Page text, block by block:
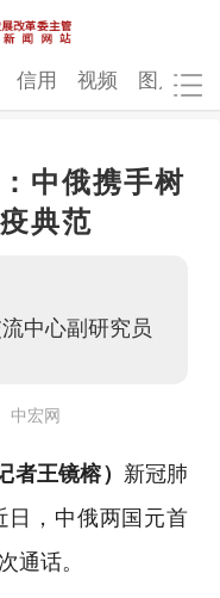
会
环境 新质生产力
信用 视频 图片
中俄携手树
典范
中心副研究员
中宏网
王镜榕） 新冠肺
日，中俄两国元首
通话。